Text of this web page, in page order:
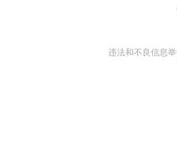
违法和不良信息